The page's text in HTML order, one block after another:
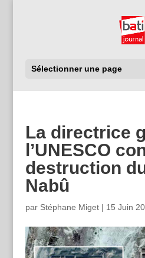
Sélectionner une page
La directrice
l’UNESCO
destruction
Nabû
par Stéphane Miget| 15 Juin